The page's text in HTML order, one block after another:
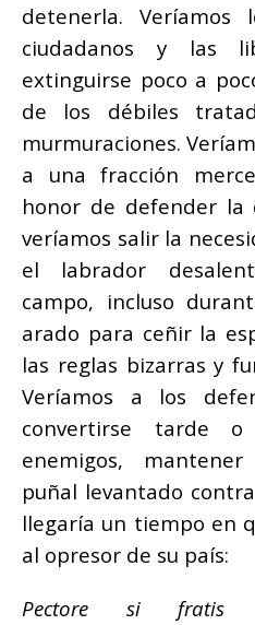
detenerla. Veríamos
ciudadanos y las
extinguirse poco a
de los débiles
murmuraciones.
a una fracción
honor de defender la
veríamos salir la
el labrador
campo, incluso
arado para ceñir la
las reglas bizarras y
Veríamos a los
convertirse tarde
enemigos,
puñal levantado
llegaría un tiempo en
al opresor de su país:
Pectore si fratis